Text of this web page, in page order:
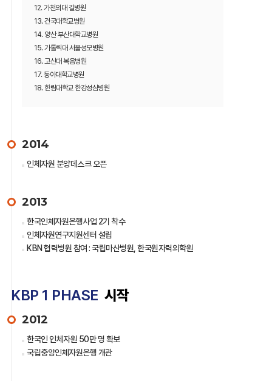
12. 가천의대 길병원
13. 건국대학교병원
14. 양산 부산대학교병원
15. 가톨릭대 서울성모병원
16. 고신대 복음병원
17. 동아대학교병원
18. 한림대학교 한강성심병원
2014
인체자원 분양데스크 오픈
2013
한국인체자원은행사업 2기 착수
인체자원연구지원센터 설립
KBN 협력병원 참여 : 국립마산병원, 한국원자력의학원
KBP 1 PHASE 시작
2012
한국인 인체자원 50만 명 확보
국립중앙인체자원은행 개관